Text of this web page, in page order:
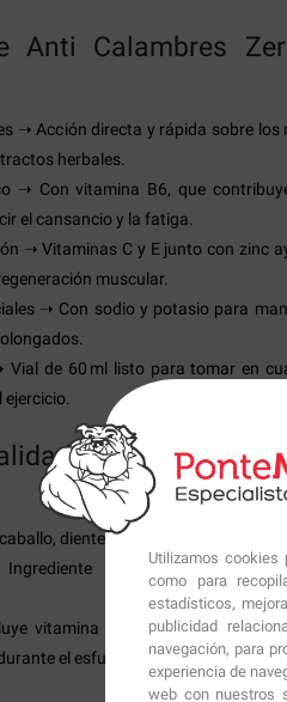
Utilizamos
como para
estadísticos,
publicidad
navegación, para
experiencia de
web con nuestros
Anti Calambres
➝ Acción directa y rápida sobre los
herbales.
➝ Con vitamina B6, que
el cansancio y la fatiga.
➝ Vitaminas C y E junto con zinc
muscular.
➝ Con sodio y potasio para
de 60 ml listo para tomar en
de Anti
diente de león o eneldo, según
funcional tradicional
vitamina B6, vitamina C,
el esfuerzo físico.